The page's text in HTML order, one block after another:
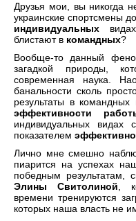
Друзья мои, вы никогда
украинские спортсмены
индивидуальных
блистают в командных?
Вообще-то данный
загадкой природы,
современная наука.
банальности сколь
результаты в командных
эффективности
индивидуальных видах
показателем
Лично мне смешно
пиарится на успехах
победным результатам,
Элины Свитолиной,
времени тренируются
которых наша власть не